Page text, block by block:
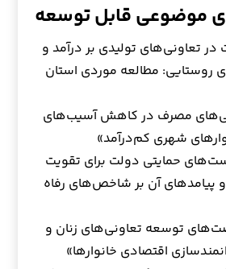
موضوعی قابل توسعه
در تعاونی‌های تولیدی بر درآمد و
روستایی: مطالعه موردی استان
مصرف در کاهش آسیب‌های
شهری کم‌درآمد»
حمایتی دولت برای تقویت
پیامدهای آن بر شاخص‌های رفاه
توسعه تعاونی‌های زنان و
اقتصادی خانوارها»